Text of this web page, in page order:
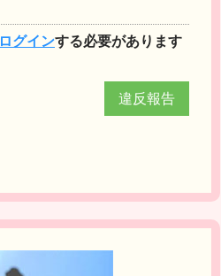
ログインする必要があります
違反報告